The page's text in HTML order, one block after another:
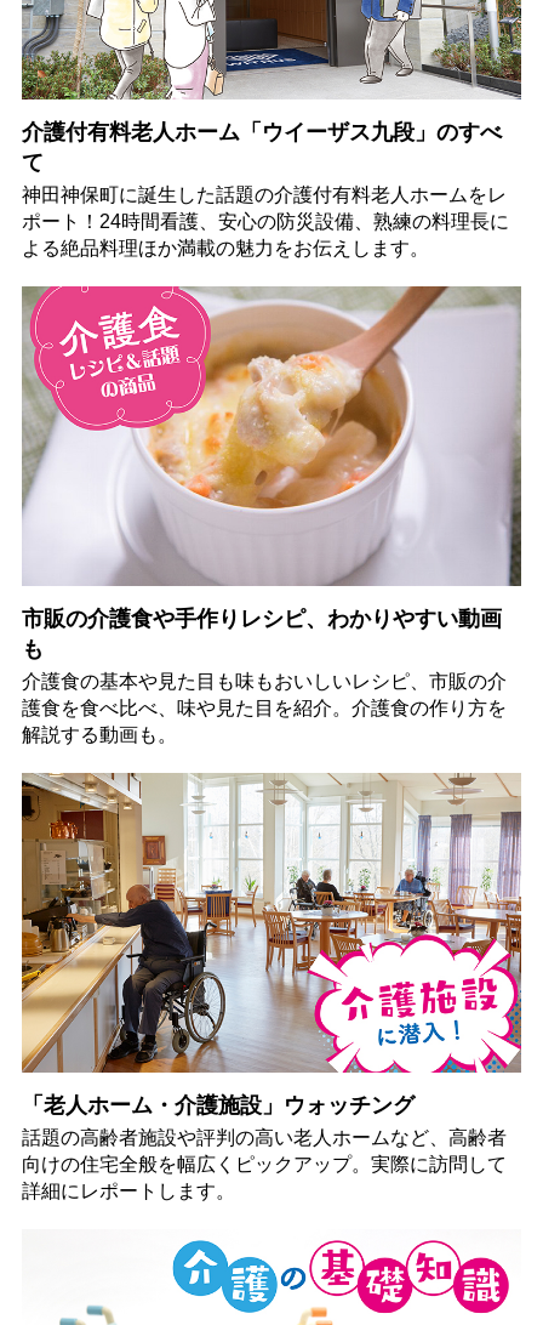
介護付有料老人ホーム「ウイーザス九段」のすべ
て
神田神保町に誕生した話題の介護付有料老人ホームをレ
ポート！24時間看護、安心の防災設備、熟練の料理長に
よる絶品料理ほか満載の魅力をお伝えします。
市販の介護食や手作りレシピ、わかりやすい動画
も
介護食の基本や見た目も味もおいしいレシピ、市販の介
護食を食べ比べ、味や見た目を紹介。介護食の作り方を
解説する動画も。
「老人ホーム・介護施設」ウォッチング
話題の高齢者施設や評判の高い老人ホームなど、高齢者
向けの住宅全般を幅広くピックアップ。実際に訪問して
詳細にレポートします。